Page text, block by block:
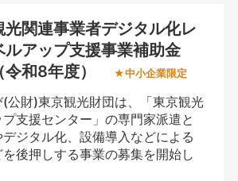
光関連事業者デジタル化レ
ルアップ支援事業補助金
令和8年度）
★中小企業限定
公財)東京観光財団は、「東京観光
支援センター」の専門家派遣と
ジタル化、設備導入などによる
後押しする事業の募集を開始し